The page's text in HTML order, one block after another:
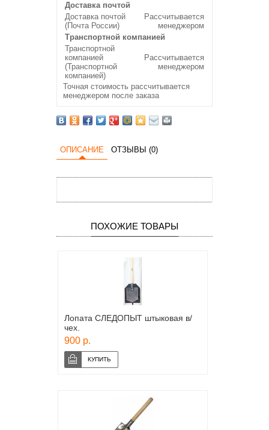
Доставка почтой
Доставка почтой
(Почта России)
Рассчитывается
менеджером
Транспортной компанией
Транспортной
компанией
(Транспортной
компанией)
Рассчитывается
менеджером
Точная стоимость рассчитывается
менеджером после заказа
ОПИСАНИЕ ОТЗЫВЫ (0)
ПОХОЖИЕ ТОВАРЫ
Лопата СЛЕДОПЫТ штыковая в/
чех.
900 р.